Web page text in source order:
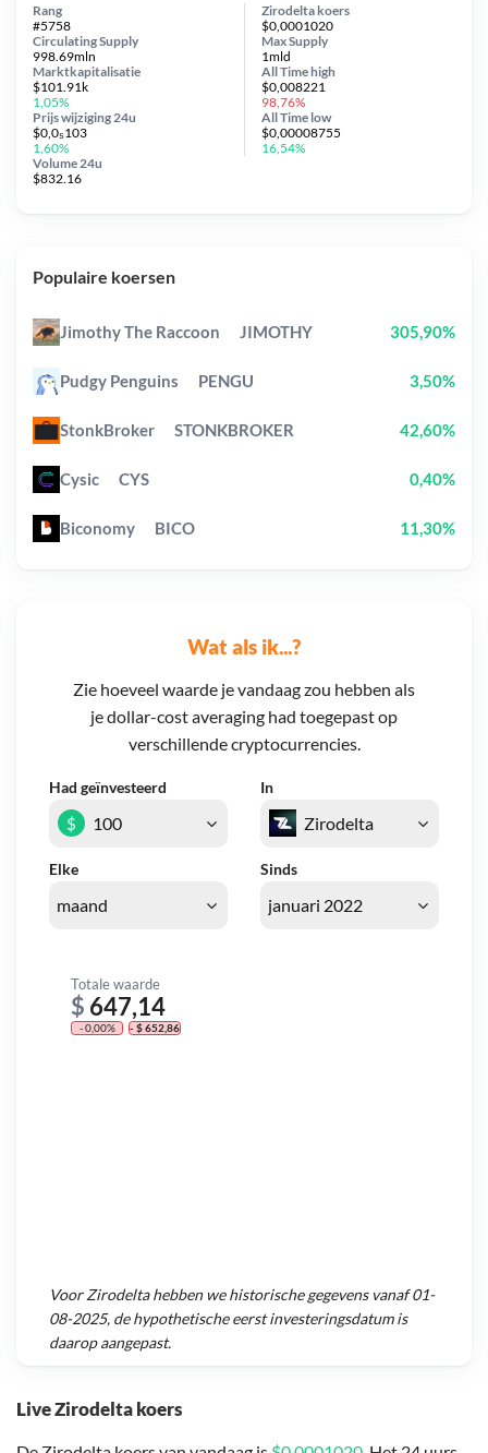
Live Zirodelta koers
Wat als ik...?
Zie hoeveel waarde je vandaag zou hebben als
je dollar-cost averaging had toegepast op
verschillende cryptocurrencies.
Had geïnvesteerd In
Elke Sinds
$
Totale waarde
$ 647,14
- 0,00% - $ 652,86
VoorZirodeltahebben we historische gegevens vanaf01-
08-2025, de hypothetische eerst investeringsdatum is
daarop aangepast.
Zirodelta koers
$0,0001020
Circulating Supply
998.69mln
Prijs wijziging 24u
$0,0₅103
1,60%
Max Supply
1mld
Marktkapitalisatie
$101.91k
1,05%
Volume 24u
$832.16
Rang
#5758
All Timehigh
$0,008221
98,76%
All Time low
$0,00008755
16,54%
Populaire koersen
Jimothy The Raccoon JIMOTHY 305,90%
Pudgy Penguins PENGU 3,50%
StonkBroker STONKBROKER 42,60%
Cysic CYS 0,40%
Biconomy BICO 11,30%